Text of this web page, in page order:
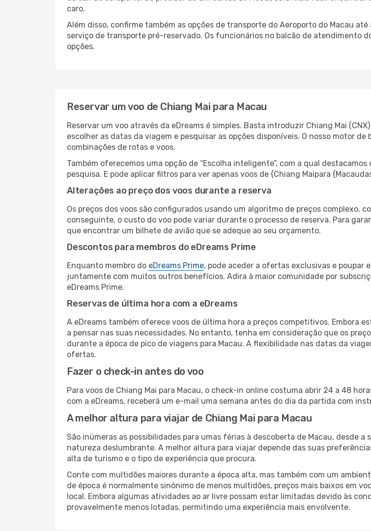
caro.
Além disso, confirme também as opções de transporte do Aeroporto do Macau
serviço de transporte pré-reservado. Os funcionários no balcão de atendimento
opções.
Reservar um voo de Chiang Mai para Macau
Reservar um voo através da eDreams é simples. Basta introduzir Chiang Mai
escolher as datas da viagem e pesquisar as opções disponíveis. O nosso motor
combinações de rotas e voos.
Também oferecemos uma opção de “Escolha inteligente”, com a qual
pesquisa. E pode aplicar filtros para ver apenas voos de {Chiang Maipara
Alterações ao preço dos voos durante a reserva
Os preços dos voos são configurados usando um algoritmo de preços complexo,
conseguinte, o custo do voo pode variar durante o processo de reserva. Para
que encontrar um bilhete de avião que se adeque ao seu orçamento.
Descontos para membros do eDreams Prime
Enquanto membro do eDreams Prime, pode aceder a ofertas exclusivas e poupar
juntamente com muitos outros benefícios. Adira à maior comunidade por
eDreams Prime.
Reservas de última hora com a eDreams
A eDreams também oferece voos de última hora a preços competitivos. Embora
a pensar nas suas necessidades. No entanto, tenha em consideração que os
durante a época de pico de viagens para Macau. A flexibilidade nas datas da
ofertas.
Fazer o check-in antes do voo
Para voos de Chiang Mai para Macau, o check-in online costuma abrir 24 a 48
com a eDreams, receberá um e-mail uma semana antes do dia da partida com
A melhor altura para viajar de Chiang Mai para Macau
São inúmeras as possibilidades para umas férias à descoberta de Macau, desde
natureza deslumbrante. A melhor altura para viajar depende das suas
alta de turismo e o tipo de experiência que procura.
Conte com multidões maiores durante a época alta, mas também com um
de época é normalmente sinónimo de menos multidões, preços mais baixos em
local. Embora algumas atividades ao ar livre possam estar limitadas devido às
provavelmente menos lotadas, permitindo uma experiência mais envolvente.